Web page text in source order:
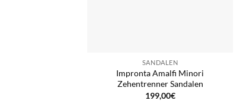
SANDALEN
Impronta Amalfi Minori
Zehentrenner Sandalen
199,00€